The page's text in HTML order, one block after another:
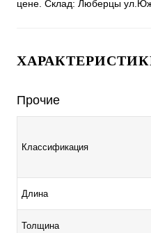
цене. Склад: Люберцы
Прочие
Классификация
Длина
Толщина